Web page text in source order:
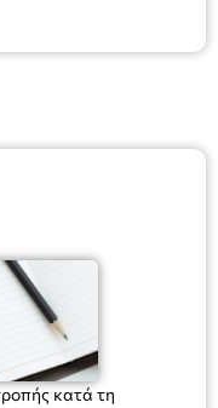
κατά τη